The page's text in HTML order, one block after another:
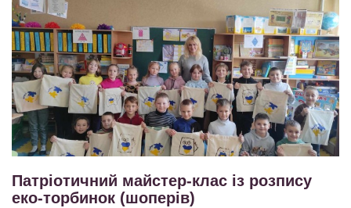
Патріотичний майстер-клас із розпису
еко-торбинок (шоперів)